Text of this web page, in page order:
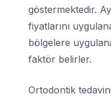
göstermektedir.
fiyatlarını
bölgelere
faktör belirler.
Ortodontik